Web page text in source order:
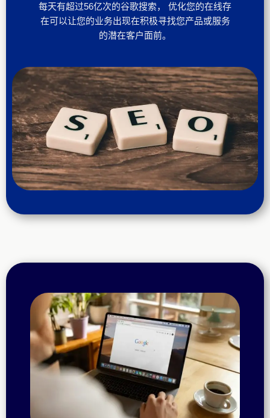
每天有超过56亿次的谷歌搜索， 优化您的在线存
在可以让您的业务出现在积极寻找您产品或服务
的潜在客户面前。